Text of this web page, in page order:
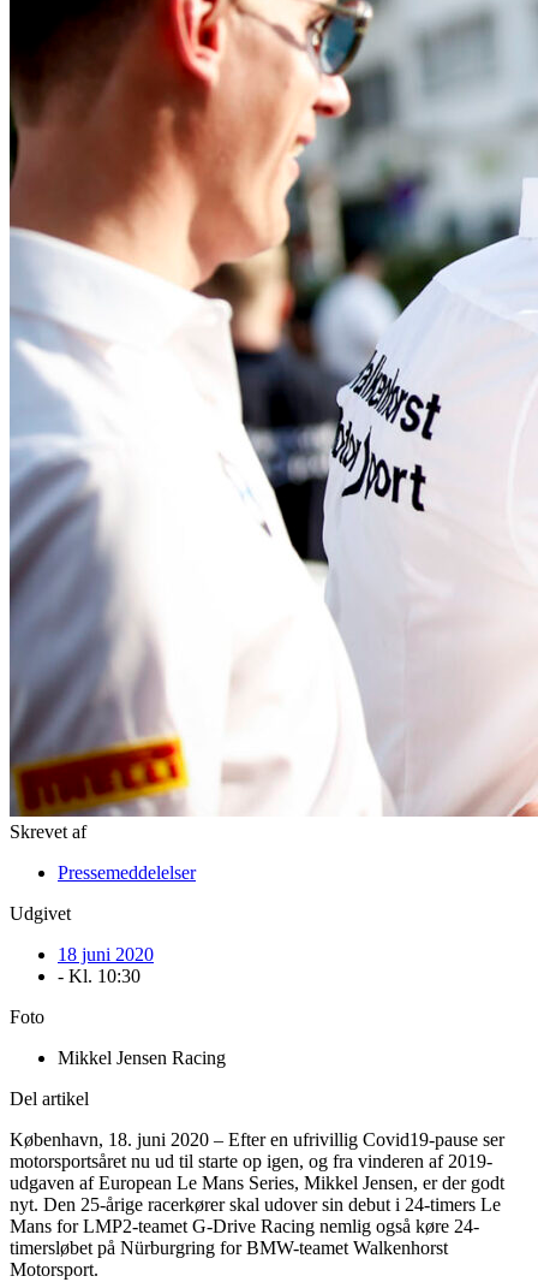
Skrevet af
Pressemeddelelser
Udgivet
18 juni 2020
- Kl. 10:30
Foto
Mikkel Jensen Racing
Del artikel
København, 18. juni 2020 – Efter en ufrivillig Covid19-pause ser
motorsportsåret nu ud til starte op igen, og fra vinderen af 2019-
udgaven af European Le Mans Series, Mikkel Jensen, er der godt
nyt. Den 25-årige racerkører skal udover sin debut i 24-timers Le
Mans for LMP2-teamet G-Drive Racing nemlig også køre 24-
timersløbet på Nürburgring for BMW-teamet Walkenhorst
Motorsport.